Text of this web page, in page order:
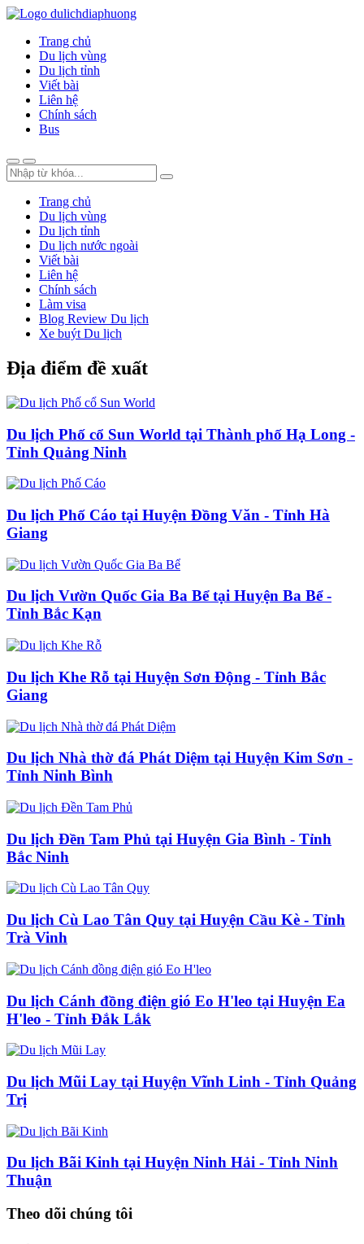
Trang chủ
Du lịch vùng
Du lịch tỉnh
Viết bài
Liên hệ
Chính sách
Bus
Trang chủ
Du lịch vùng
Du lịch tỉnh
Du lịch nước ngoài
Viết bài
Liên hệ
Chính sách
Làm visa
Blog Review Du lịch
Xe buýt Du lịch
Địa điểm đề xuất
Du lịch Phố cổ Sun World tại Thành phố Hạ Long -
Tỉnh Quảng Ninh
Du lịch Phố Cáo tại Huyện Đồng Văn - Tỉnh Hà
Giang
Du lịch Vườn Quốc Gia Ba Bể tại Huyện Ba Bể -
Tỉnh Bắc Kạn
Du lịch Khe Rỗ tại Huyện Sơn Động - Tỉnh Bắc
Giang
Du lịch Nhà thờ đá Phát Diệm tại Huyện Kim Sơn -
Tỉnh Ninh Bình
Du lịch Đền Tam Phủ tại Huyện Gia Bình - Tỉnh
Bắc Ninh
Du lịch Cù Lao Tân Quy tại Huyện Cầu Kè - Tỉnh
Trà Vinh
Du lịch Cánh đồng điện gió Eo H'leo tại Huyện Ea
H'leo - Tỉnh Đắk Lắk
Du lịch Mũi Lay tại Huyện Vĩnh Linh - Tỉnh Quảng
Trị
Du lịch Bãi Kinh tại Huyện Ninh Hải - Tỉnh Ninh
Thuận
Theo dõi chúng tôi